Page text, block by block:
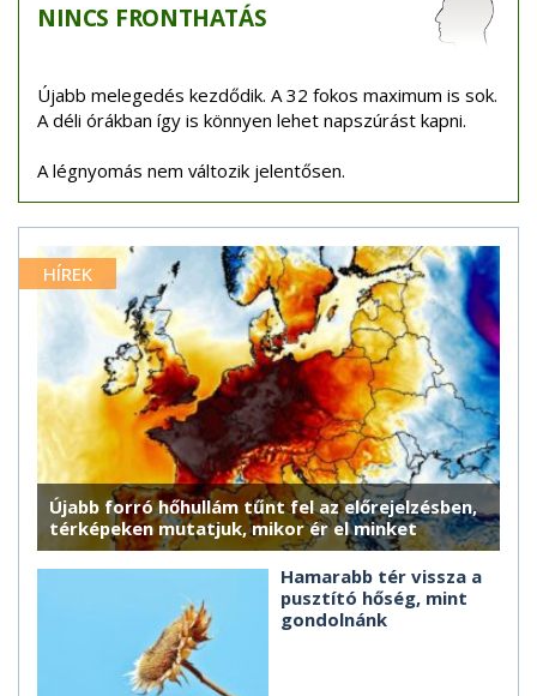
NINCS FRONTHATÁS
Újabb melegedés kezdődik. A 32 fokos maximum is sok.
A déli órákban így is könnyen lehet napszúrást kapni.
A légnyomás nem változik jelentősen.
HÍREK
Újabb forró hőhullám tűnt fel az előrejelzésben,
térképeken mutatjuk, mikor ér el minket
Hamarabb tér vissza a
pusztító hőség, mint
gondolnánk